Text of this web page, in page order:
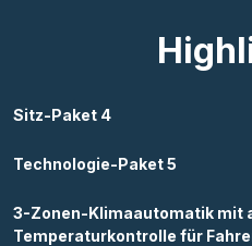
Sitz-Paket 4
Technologie-Paket 5
3-Zonen-Klimaautomatik mit
Temperaturkontrolle für